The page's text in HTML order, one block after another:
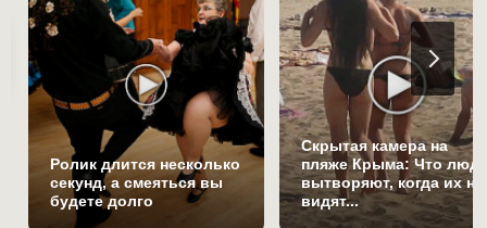
Ролик длится несколько
секунд, а смеяться вы
будете долго
Скрытая камера на
пляже Крыма: Что
вытворяют, когда их не
видят...